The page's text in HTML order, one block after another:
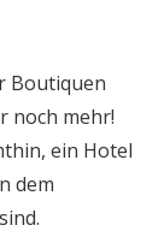
Boutiquen
noch mehr!
ein Hotel
dem